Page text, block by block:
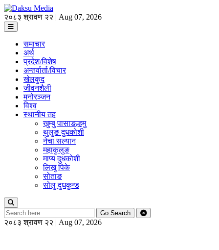
२०८३ श्रावण २२ | Aug 07, 2026
समाचार
अर्थ
प्रदेश/विशेष
अन्तर्वार्ता/विचार
खेलकुद
जीवनशैली
मनोरञ्जन
विश्व
स्थानीय तह
खुम्बु पासाङल्हमु
थुलुङ दुधकोशी
नेचा सल्यान
महाकुलुङ
माप्य दुधकोशी
लिखु पिके
सोताङ
सोलु दुधकुन्ड
Go Search
२०८३ श्रावण २२ | Aug 07, 2026